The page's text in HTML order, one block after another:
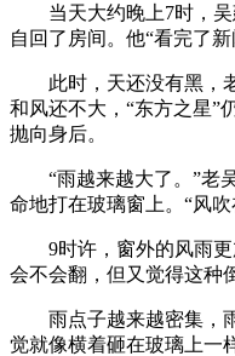
当天大约晚上7时，吴
自回了房间。他“看完了
此时，天还没有黑，老
和风还不大，“东方之星”
抛向身后。
“雨越来越大了。”老吴
命地打在玻璃窗上。“风
9时许，窗外的风雨更
会不会翻，但又觉得这种
雨点子越来越密集，雨
觉就像横着砸在玻璃上一